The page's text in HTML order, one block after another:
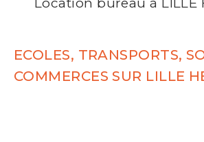
ECOLES, TRANSPORTS,
COMMERCES SUR LILLE